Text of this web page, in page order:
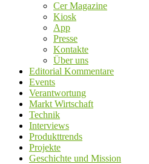
Cer Magazine
Kiosk
App
Presse
Kontakte
Über uns
Editorial Kommentare
Events
Verantwortung
Markt Wirtschaft
Technik
Interviews
Produkttrends
Projekte
Geschichte und Mission